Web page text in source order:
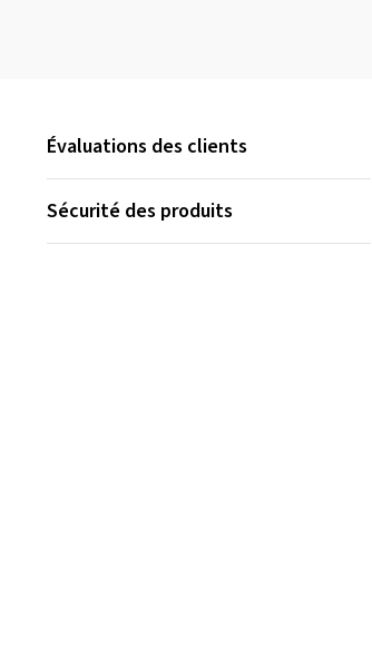
Évaluations des clients
Sécurité des produits